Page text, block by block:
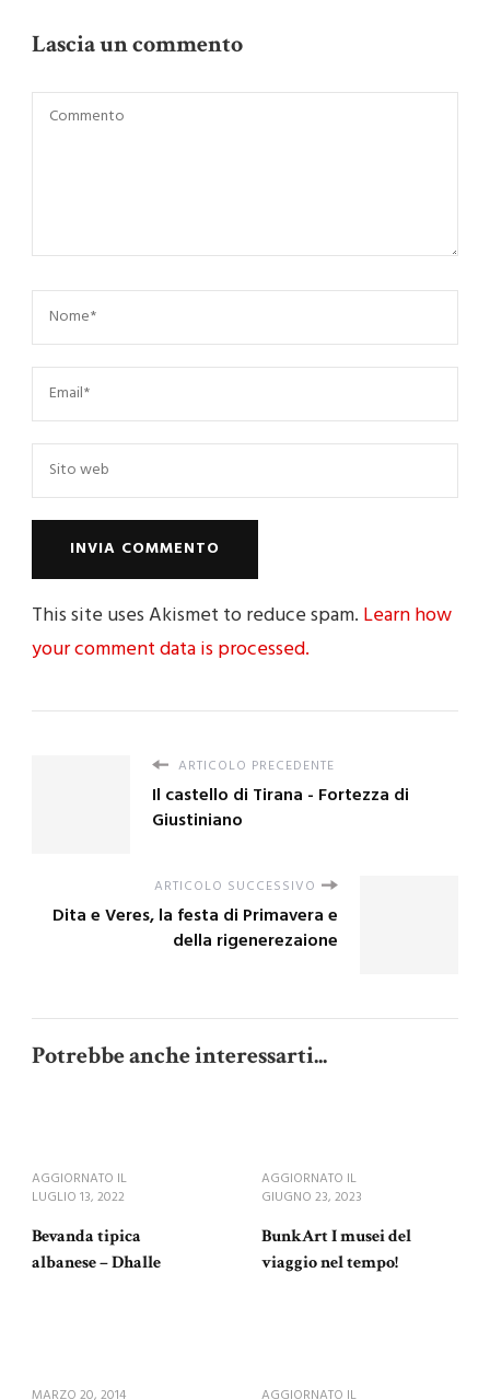
Lascia un commento
This site uses Akismet to reduce spam. Learn how
your comment data is processed.
ARTICOLO PRECEDENTE
Il castello di Tirana - Fortezza di
Giustiniano
ARTICOLO SUCCESSIVO
Dita e Veres, la festa di Primavera e
della rigenerezaione
Potrebbe anche interessarti...
AGGIORNATO IL
LUGLIO 13, 2022
Bevanda tipica
albanese – Dhalle
AGGIORNATO IL
GIUGNO 23, 2023
BunkArt I musei del
viaggio nel tempo!
MARZO 20, 2014 AGGIORNATO IL